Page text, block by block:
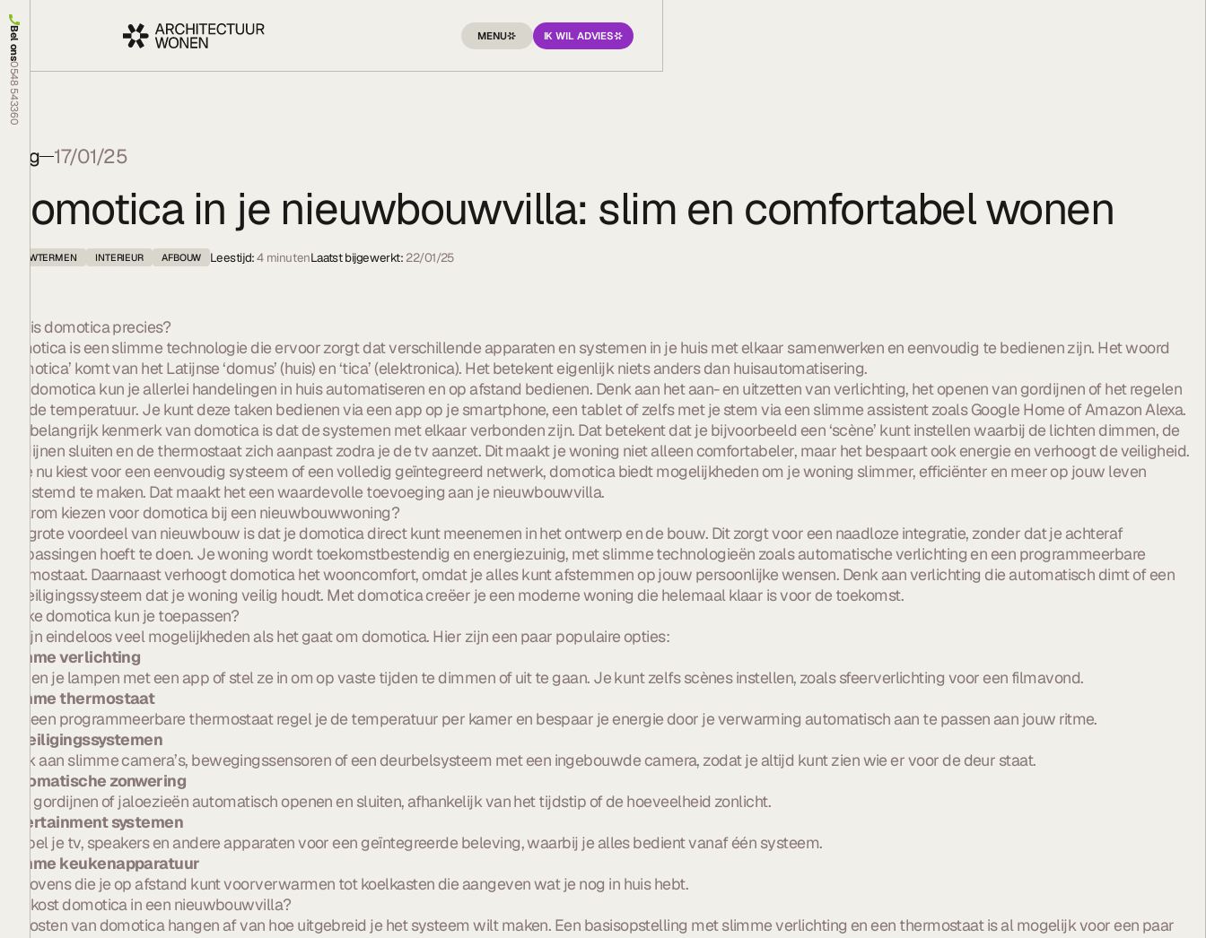
Bel ons
0548 543360
MENU IK WIL ADVIES
Blog 17/01/25
Domotica in je nieuwbouwvilla: slim en comfortabel wonen
BOUWTERMEN INTERIEUR AFBOUW Leestijd:4 minutenLaatst bijgewerkt: 22/01/25
Wat is domotica precies?
Domotica is een slimme technologie die ervoor zorgt dat verschillende apparaten en systemen in je huis met elkaar samenwerken en eenvoudig te bedienen zijn. Het woord
‘domotica’ komt van het Latijnse ‘domus’ (huis) en ‘tica’ (elektronica). Het betekent eigenlijk niets anders dan huisautomatisering.
Met domotica kun je allerlei handelingen in huis automatiseren en op afstand bedienen. Denk aan het aan- en uitzetten van verlichting, het openen van gordijnen of het regelen
van de temperatuur. Je kunt deze taken bedienen via een app op je smartphone, een tablet of zelfs met je stem via een slimme assistent zoals Google Home of Amazon Alexa.
Een belangrijk kenmerk van domotica is dat de systemen met elkaar verbonden zijn. Dat betekent dat je bijvoorbeeld een ‘scène’ kunt instellen waarbij de lichten dimmen, de
gordijnen sluiten en de thermostaat zich aanpast zodra je de tv aanzet. Dit maakt je woning niet alleen comfortabeler, maar het bespaart ook energie en verhoogt de veiligheid.
Of je nu kiest voor een eenvoudig systeem of een volledig geïntegreerd netwerk, domotica biedt mogelijkheden om je woning slimmer, efficiënter en meer op jouw leven
afgestemd te maken. Dat maakt het een waardevolle toevoeging aan je nieuwbouwvilla.
Waarom kiezen voor domotica bij een nieuwbouwwoning?
Het grote voordeel van nieuwbouw is dat je domotica direct kunt meenemen in het ontwerp en de bouw. Dit zorgt voor een naadloze integratie, zonder dat je achteraf
aanpassingen hoeft te doen. Je woning wordt toekomstbestendig en energiezuinig, met slimme technologieën zoals automatische verlichting en een programmeerbare
thermostaat. Daarnaast verhoogt domotica het wooncomfort, omdat je alles kunt afstemmen op jouw persoonlijke wensen. Denk aan verlichting die automatisch dimt of een
beveiligingssysteem dat je woning veilig houdt. Met domotica creëer je een moderne woning die helemaal klaar is voor de toekomst.
Welke domotica kun je toepassen?
Er zijn eindeloos veel mogelijkheden als het gaat om domotica. Hier zijn een paar populaire opties:
Slimme verlichting
Bedien je lampen met een app of stel ze in om op vaste tijden te dimmen of uit te gaan. Je kunt zelfs scènes instellen, zoals sfeerverlichting voor een filmavond.
Slimme thermostaat
Met een programmeerbare thermostaat regel je de temperatuur per kamer en bespaar je energie door je verwarming automatisch aan te passen aan jouw ritme.
Beveiligingssystemen
Denk aan slimme camera’s, bewegingssensoren of een deurbelsysteem met een ingebouwde camera, zodat je altijd kunt zien wie er voor de deur staat.
Automatische zonwering
Laat gordijnen of jaloezieën automatisch openen en sluiten, afhankelijk van het tijdstip of de hoeveelheid zonlicht.
Entertainment systemen
Koppel je tv, speakers en andere apparaten voor een geïntegreerde beleving, waarbij je alles bedient vanaf één systeem.
Slimme keukenapparatuur
Van ovens die je op afstand kunt voorverwarmen tot koelkasten die aangeven wat je nog in huis hebt.
Wat kost domotica in een nieuwbouwvilla?
De kosten van domotica hangen af van hoe uitgebreid je het systeem wilt maken. Een basisopstelling met slimme verlichting en een thermostaat is al mogelijk voor een paar